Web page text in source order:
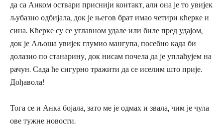
да са Анком оствари приснији контакт, али она је то увијек
љубазно одбијала, док је његов брат имао четири кћерке и
сина. Кћерке су се углавном удале или биле пред удајом,
док је Аљоша увијек глумио мангупа, посебно када би
долазио по станарину, док нисам почела да је уплаћујем на
рачун. Сада ће сигурно тражити да се иселим што прије.
Дођавола!
Тога се и Анка бојала, зато ме је одмах и звала, чим је чула
ове тужне новости.